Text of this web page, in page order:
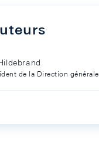
de la Direction générale